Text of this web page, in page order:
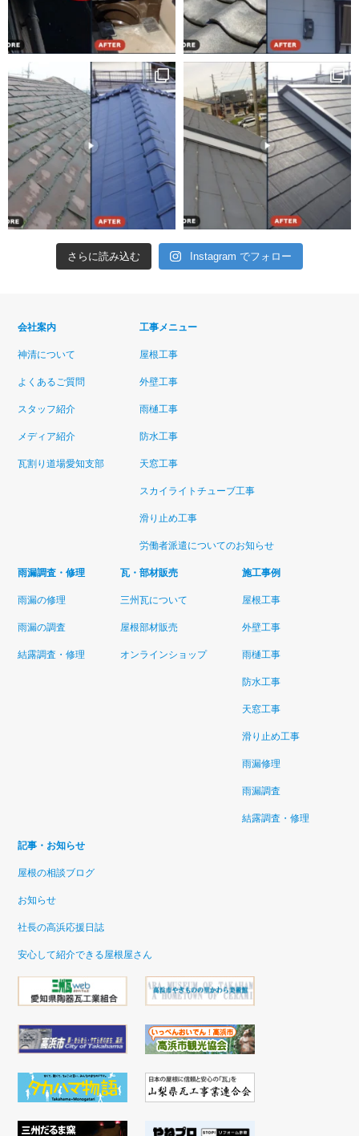
さらに読み込む Instagram でフォロー
会社案内
神清について
よくあるご質問
スタッフ紹介
メディア紹介
瓦割り道場愛知支部
工事メニュー
屋根工事
外壁工事
雨樋工事
防水工事
天窓工事
スカイライトチューブ工事
滑り止め工事
労働者派遣についてのお知らせ
雨漏調査・修理
雨漏の修理
雨漏の調査
結露調査・修理
瓦・部材販売
三州瓦について
屋根部材販売
オンラインショップ
施工事例
屋根工事
外壁工事
雨樋工事
防水工事
天窓工事
滑り止め工事
雨漏修理
雨漏調査
結露調査・修理
記事・お知らせ
屋根の相談ブログ
お知らせ
社長の高浜応援日誌
安心して紹介できる屋根屋さん